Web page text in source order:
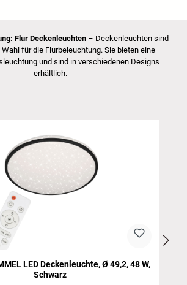
Flur Deckenleuchten – Deckenleuchten sind
für die Flurbeleuchtung. Sie bieten eine
und sind in verschiedenen Designs
erhältlich.
LED Deckenleuchte, Ø 49,2, 48 W,
Schwarz